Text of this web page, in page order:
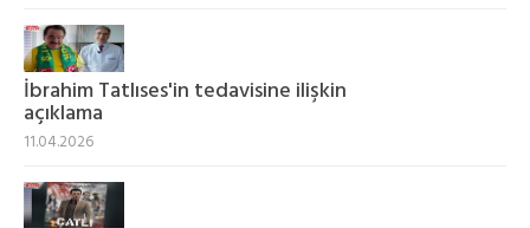
İbrahim Tatlıses'in tedavisine ilişkin
açıklama
11.04.2026